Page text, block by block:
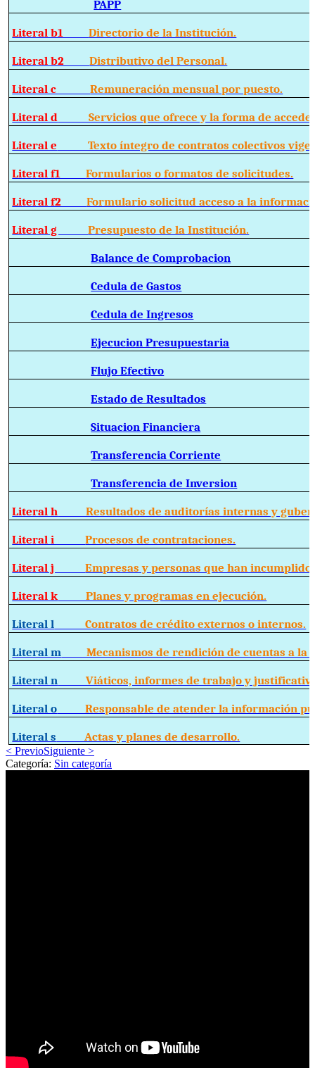
PAPP
Literal b1Directorio de la Institución.
Literal b2Distributivo del Personal.
Literal cRemuneración mensual por puesto.
Literal d Servicios que ofrece y la forma de
Literal e Texto íntegro de contratos colectivos
Literal f1Formularios o formatos de solicitudes.
Literal f2Formulario solicitud acceso a la
Literal gPresupuesto de la Institución.
Balance de Comprobacion
Cedula de Gastos
Cedula de Ingresos
Ejecucion Presupuestaria
Flujo Efectivo
Estado de Resultados
Situacion Financiera
Transferencia Corriente
Transferencia de Inversion
Literal h Resultados de auditorías internas y
Literal iProcesos de contrataciones.
Literal jEmpresas y personas que han
Literal k Planes y programas en ejecución.
Literal l Contratos de crédito externos o internos.
Literal m Mecanismos de rendición de cuentas a la
Literal n Viáticos, informes de trabajo y
Literal o Responsable de atender la información
Literal s Actas y planes de desarrollo.
< PrevioSiguiente >
Categoría: Sin categoría